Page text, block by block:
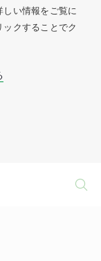
い情報をご覧に
クすることでク